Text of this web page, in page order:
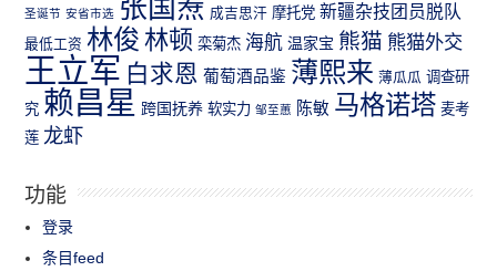
圣诞节 安省市选 张国焘 成吉思汗 摩托党 新疆杂技团员脱队
最低工资 林俊 林顿 栾菊杰 海航 温家宝 熊猫 熊猫外交
王立军 白求恩 葡萄酒品鉴 薄熙来 薄瓜瓜 调查研
究 赖昌星 跨国抚养 软实力 邹至蕙 陈敏 马格诺塔 麦考
莲 龙虾
功能
登录
条目feed